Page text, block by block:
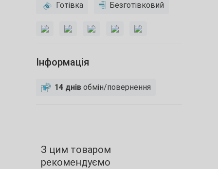
Готівка Безготівковий
Інформація
14 днів обмін/повернення
З цим товаром
рекомендуємо